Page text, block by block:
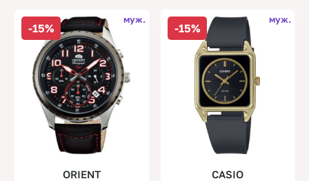
-15%
муж.
ORIENT
-15%
муж.
CASIO